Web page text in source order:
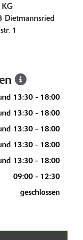
KG
Dietmannsried
1
13:30 - 18:00
13:30 - 18:00
13:30 - 18:00
13:30 - 18:00
13:30 - 18:00
09:00 - 12:30
geschlossen